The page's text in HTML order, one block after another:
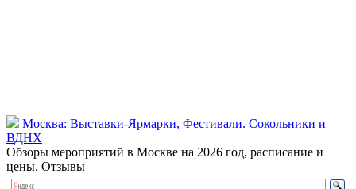
Москва: Выставки-Ярмарки, Фестивали. Сокольники и
ВДНХ
Обзоры мероприятий в Москве на 2026 год, расписание и
цены. Отзывы